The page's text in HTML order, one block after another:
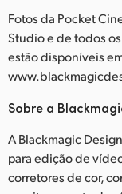
Fotos da Pocket
Studio e de todos
estão disponíveis
Sobre a
A Blackmagic
para edição de
corretores de cor,